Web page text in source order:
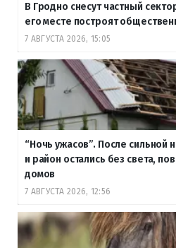
В Гродно снесут частный
его месте построят
7 АВГУСТА 2026, 15:05
“Ночь ужасов”. После сильной
и район остались без света,
домов
7 АВГУСТА 2026, 12:56